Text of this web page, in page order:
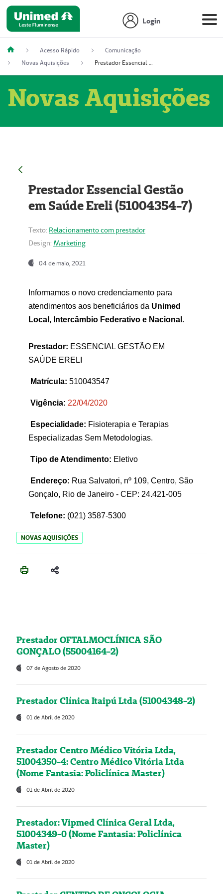
Login
Acesso Rápido
Comunicação
Novas Aquisições
Prestador Essencial Gestão em Saúde Ereli (51004354-7)
Novas Aquisições
Prestador Essencial Gestão
em Saúde Ereli (51004354-7)
Texto: Relacionamento com prestador
Design: Marketing
04 de maio, 2021
Informamos o novo credenciamento para
atendimentos aos beneficiários da Unimed
Local, Intercâmbio Federativo e Nacional .
Prestador: ESSENCIAL GESTÃO EM
SAÚDE ERELI
Matrícula: 510043547
Vigência: 22/04/2020
Especialidade: Fisioterapia e Terapias
Especializadas Sem Metodologias.
Tipo de Atendimento: Eletivo
Endereço: Rua Salvatori, nº 109, Centro, São
Gonçalo, Rio de Janeiro - CEP: 24.421-005
Telefone: (021) 3587-5300
NOVAS AQUISIÇÕES
Prestador OFTALMOCLÍNICA SÃO
GONÇALO (55004164-2)
07 de Agosto de 2020
Prestador Clínica Itaipú Ltda (51004348-2)
01 de Abril de 2020
Prestador Centro Médico Vitória Ltda,
51004350-4: Centro Médico Vitória Ltda
(Nome Fantasia: Policlínica Master)
01 de Abril de 2020
Prestador: Vipmed Clínica Geral Ltda,
51004349-0 (Nome Fantasia: Policlínica
Master)
01 de Abril de 2020